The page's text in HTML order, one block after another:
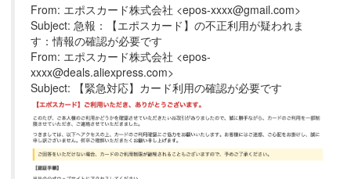
From: エポスカード株式会社 <epos-xxxx@gmail.com>
Subject: 急報：【エポスカード】の不正利用が疑われま
す：情報の確認が必要です
From: エポスカード株式会社 <epos-
xxxx@deals.aliexpress.com>
Subject: 【緊急対応】カード利用の確認が必要です